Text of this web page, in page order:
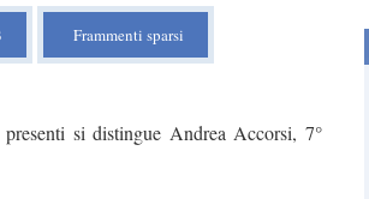
Frammenti sparsi
si distingue Andrea Accorsi, 7°